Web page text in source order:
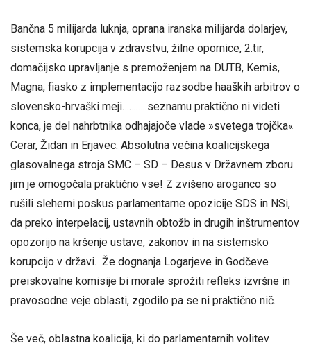
Bančna 5 milijarda luknja, oprana iranska milijarda dolarjev,
sistemska korupcija v zdravstvu, žilne opornice, 2.tir,
domačijsko upravljanje s premoženjem na DUTB, Kemis,
Magna, fiasko z implementacijo razsodbe haaških arbitrov o
slovensko-hrvaški meji………..seznamu praktično ni videti
konca, je del nahrbtnika odhajajoče vlade »svetega trojčka«
Cerar, Židan in Erjavec. Absolutna večina koalicijskega
glasovalnega stroja SMC – SD – Desus v Državnem zboru
jim je omogočala praktično vse! Z zvišeno aroganco so
rušili sleherni poskus parlamentarne opozicije SDS in NSi,
da preko interpelacij, ustavnih obtožb in drugih inštrumentov
opozorijo na kršenje ustave, zakonov in na sistemsko
korupcijo v državi. Že dognanja Logarjeve in Godčeve
preiskovalne komisije bi morale sprožiti refleks izvršne in
pravosodne veje oblasti, zgodilo pa se ni praktično nič.
Še več, oblastna koalicija, ki do parlamentarnih volitev